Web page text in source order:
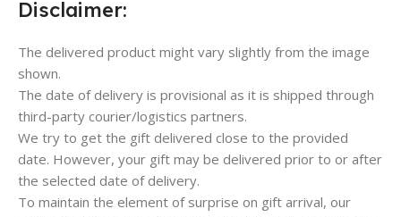
Disclaimer:
The delivered product might vary slightly from the image
shown.
The date of delivery is provisional as it is shipped through
third-party courier/logistics partners.
We try to get the gift delivered close to the provided
date. However, your gift may be delivered prior to or after
the selected date of delivery.
To maintain the element of surprise on gift arrival, our